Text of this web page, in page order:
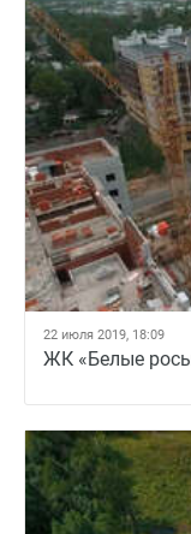
22 июля 2019, 18:09
ЖК «Белые